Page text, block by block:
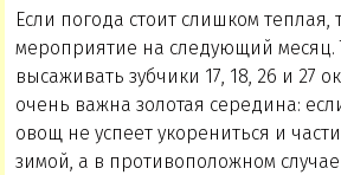
Если погода стоит слишком теплая,
мероприятие на следующий месяц.
высаживать зубчики 17, 18, 26 и 27
очень важна золотая середина:
овощ не успеет укорениться и
зимой, а в противоположном